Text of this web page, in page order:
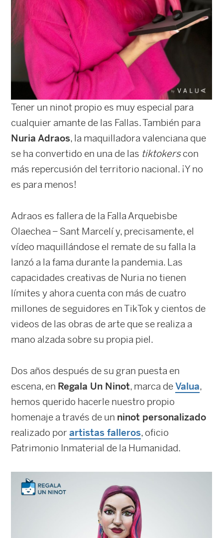
Tener un ninot propio es muy especial para
cualquier amante de las Fallas. También para
Nuria Adraos, la maquilladora valenciana que
se ha convertido en una de las tiktokerscon
más repercusión del territorio nacional. ¡Y no
es para menos!
Adraos es fallera de la Falla Arquebisbe
Olaechea – Sant Marcelí y, precisamente, el
vídeo maquillándose el remate de su falla la
lanzó a la fama durante la pandemia. Las
capacidades creativas de Nuria no tienen
límites y ahora cuenta con más de cuatro
millones de seguidores en TikTok y cientos de
videos de las obras de arte que se realiza a
mano alzada sobre su propia piel.
Dos años después de su gran puesta en
escena, en Regala Un Ninot, marca deValua,
hemos querido hacerle nuestro propio
homenaje a través de un ninot personalizado
realizado por artistas falleros, oficio
Patrimonio Inmaterial de la Humanidad.